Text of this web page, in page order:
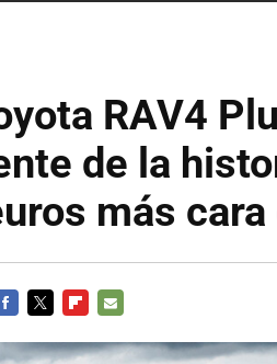
RAV4
de la
más
MAIL